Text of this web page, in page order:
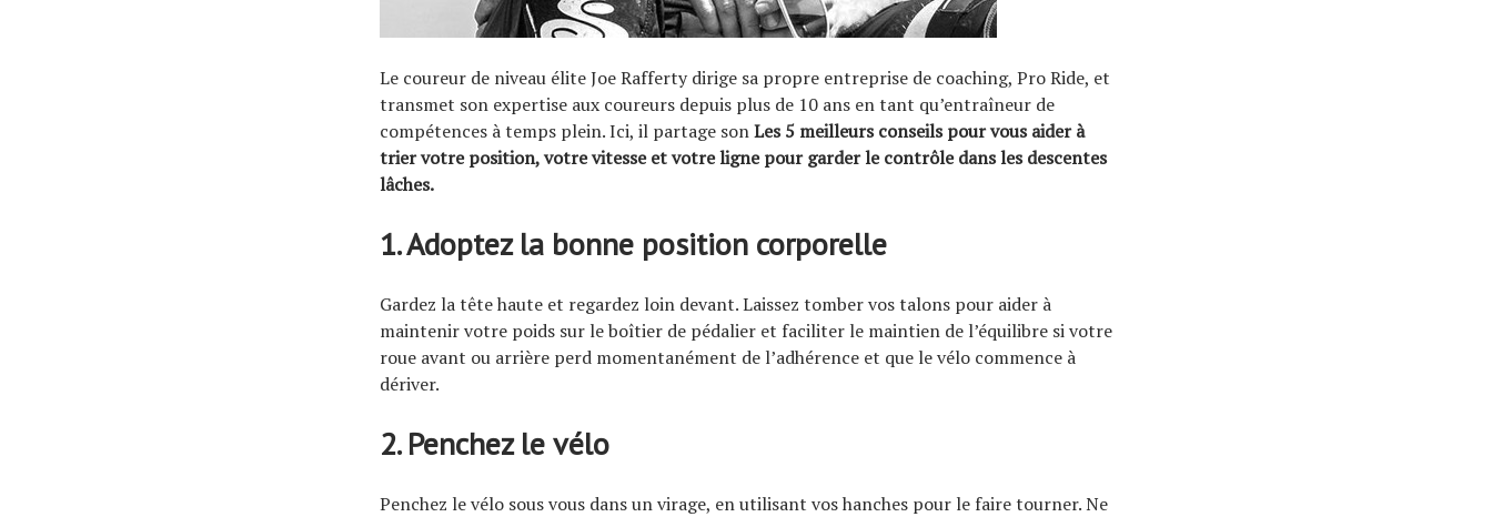
Le coureur de niveau élite Joe Rafferty dirige sa propre entreprise de coaching, Pro Ride, et
transmet son expertise aux coureurs depuis plus de 10 ans en tant qu’entraîneur de
compétences à temps plein. Ici, il partage sonLes 5 meilleurs conseils pour vous aider à
trier votre position, votre vitesse et votre ligne pour garder le contrôle dans les descentes
lâches.
1. Adoptez la bonne position corporelle
Gardez la tête haute et regardez loin devant. Laissez tomber vos talons pour aider à
maintenir votre poids sur le boîtier de pédalier et faciliter le maintien de l’équilibre si votre
roue avant ou arrière perd momentanément de l’adhérence et que le vélo commence à
dériver.
2. Penchez le vélo
Penchez le vélo sous vous dans un virage, en utilisant vos hanches pour le faire tourner. Ne